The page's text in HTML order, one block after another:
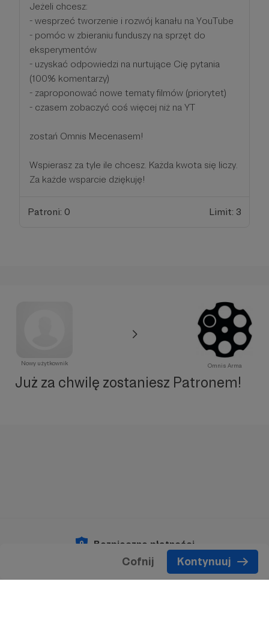
Jeżeli chcesz:
- wesprzeć tworzenie i rozwój kanału na YouTube
- pomóc w zbieraniu funduszy na sprzęt do
eksperymentów
- uzyskać odpowiedzi na nurtujące Cię pytania
(100% komentarzy)
- zaproponować nowe tematy filmów (priorytet)
- czasem zobaczyć coś więcej niż na YT
zostań Omnis Mecenasem!
Wspierasz za tyle ile chcesz. Każda kwota się liczy.
Za każde wsparcie dziękuję!
Patroni: 0 Limit: 3
Cofnij Kontynuuj
Nowy użytkownik Omnis Arma
Już za chwilę zostaniesz Patronem!
Bezpieczne płatności